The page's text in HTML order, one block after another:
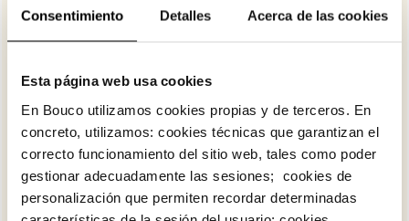
Consentimiento Detalles Acerca de las cookies
Esta página web usa cookies
En Bouco utilizamos cookies propias y de terceros. En
concreto, utilizamos: cookies técnicas que garantizan el
correcto funcionamiento del sitio web, tales como poder
gestionar adecuadamente las sesiones; cookies de
personalización que permiten recordar determinadas